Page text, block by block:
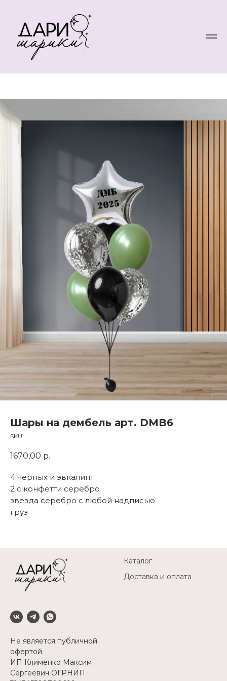
Шары на дембель арт. DMB6
SKU:
1670,00 р.
4 черных и эвкалипт
2 с конфетти серебро
звезда серебро с любой надписью
груз
Не является публичной
офертой.
ИП Клименко Максим
Сергеевич ОГРНИП
Каталог
Доставка и оплата